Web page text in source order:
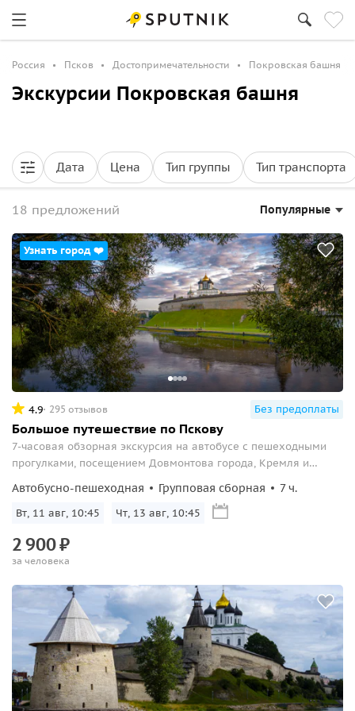
Россия Псков Достопримечательности Покровская башня
Экскурсии Покровская башня
Дата Цена Тип группы Тип транспорта
18 предложений Популярные
Узнать город ❤️
4.9 295 отзывов Без предоплаты
Большое путешествие по Пскову
7-часовая обзорная экскурсия на автобусе с пешеходными
прогулками, посещением Довмонтова города, Кремля и
Автобусно-пешеходная Групповая сборная 7 ч.
Вт, 11 авг, 10:45 Чт, 13 авг, 10:45
2900₽
за человека